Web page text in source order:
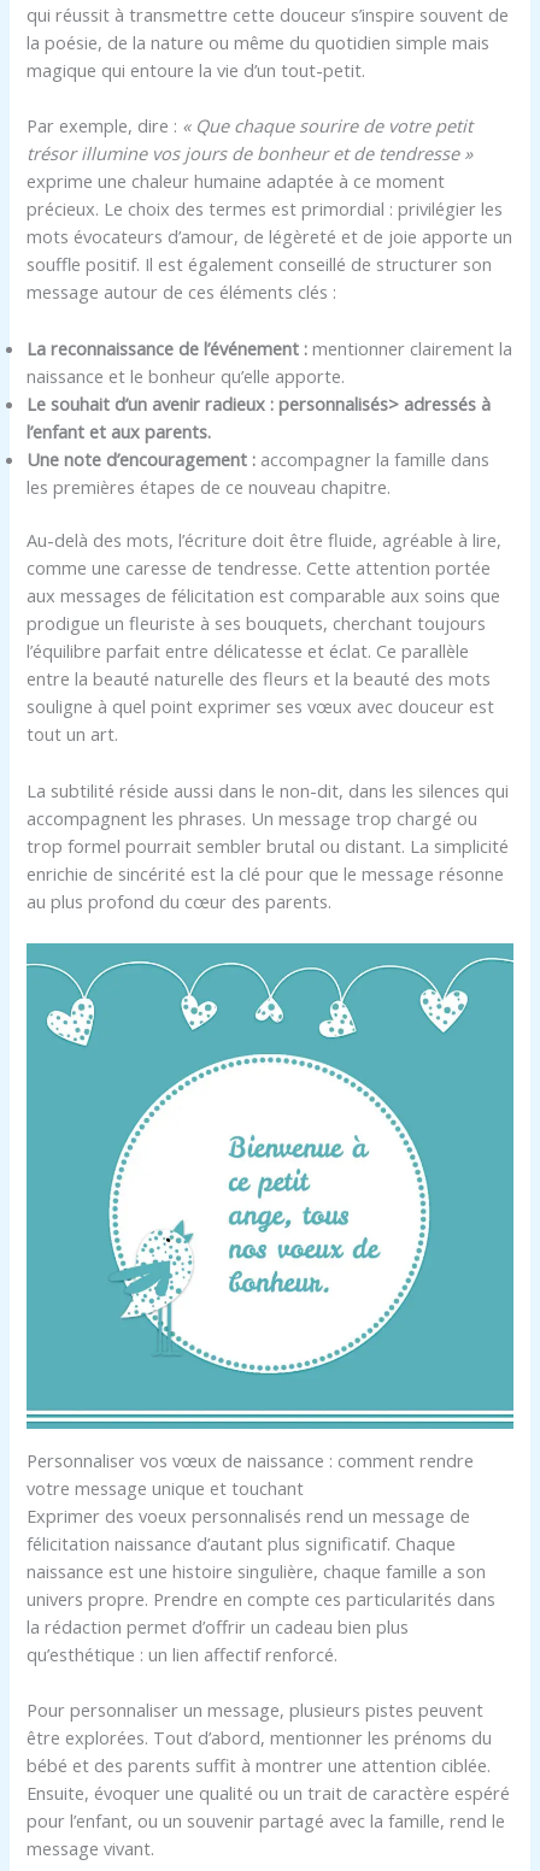
qui réussit à transmettre cette douceur s’inspire souvent de
la poésie, de la nature ou même du quotidien simple mais
magique qui entoure la vie d’un tout-petit.
Par exemple, dire : « Que chaque sourire de votre petit
trésor illumine vos jours de bonheur et de tendresse »
exprime une chaleur humaine adaptée à ce moment
précieux. Le choix des termes est primordial : privilégier les
mots évocateurs d’amour, de légèreté et de joie apporte un
souffle positif. Il est également conseillé de structurer son
message autour de ces éléments clés :
La reconnaissance de l’événement :mentionner clairement la
naissance et le bonheur qu’elle apporte.
Le souhait d’un avenir radieux : personnalisés> adressés à
l’enfant et aux parents.
Une note d’encouragement : accompagner la famille dans
les premières étapes de ce nouveau chapitre.
Au-delà des mots, l’écriture doit être fluide, agréable à lire,
comme une caresse de tendresse. Cette attention portée
aux messages de félicitation est comparable aux soins que
prodigue un fleuriste à ses bouquets, cherchant toujours
l’équilibre parfait entre délicatesse et éclat. Ce parallèle
entre la beauté naturelle des fleurs et la beauté des mots
souligne à quel point exprimer ses vœux avec douceur est
tout un art.
La subtilité réside aussi dans le non-dit, dans les silences qui
accompagnent les phrases. Un message trop chargé ou
trop formel pourrait sembler brutal ou distant. La simplicité
enrichie de sincérité est la clé pour que le message résonne
au plus profond du cœur des parents.
Personnaliser vos vœux de naissance : comment rendre
votre message unique et touchant
Exprimer des voeux personnalisés rend un message de
félicitation naissance d’autant plus significatif. Chaque
naissance est une histoire singulière, chaque famille a son
univers propre. Prendre en compte ces particularités dans
la rédaction permet d’offrir un cadeau bien plus
qu’esthétique : un lien affectif renforcé.
Pour personnaliser un message, plusieurs pistes peuvent
être explorées. Tout d’abord, mentionner les prénoms du
bébé et des parents suffit à montrer une attention ciblée.
Ensuite, évoquer une qualité ou un trait de caractère espéré
pour l’enfant, ou un souvenir partagé avec la famille, rend le
message vivant.